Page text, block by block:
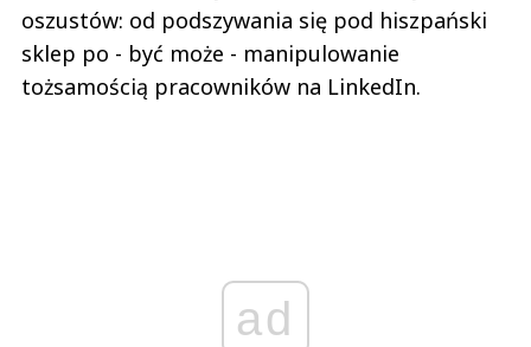
oszustów: od podszywania się pod hiszpański
sklep po - być może - manipulowanie
tożsamością pracowników na LinkedIn.
ad